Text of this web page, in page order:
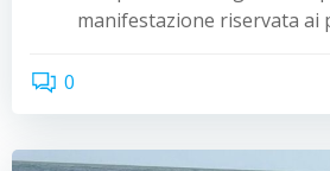
manifestazione riservata ai
0